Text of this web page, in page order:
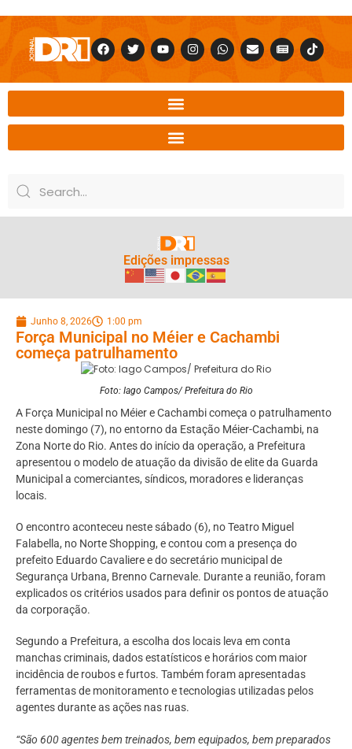
Edições impressas
Junho 8, 2026 1:00 pm
Força Municipal no Méier e Cachambi
começa patrulhamento
Foto: Iago Campos/ Prefeitura do Rio
A Força Municipal no Méier e Cachambi começa o patrulhamento
neste domingo (7), no entorno da Estação Méier-Cachambi, na
Zona Norte do Rio. Antes do início da operação, a Prefeitura
apresentou o modelo de atuação da divisão de elite da Guarda
Municipal a comerciantes, síndicos, moradores e lideranças
locais.
O encontro aconteceu neste sábado (6), no Teatro Miguel
Falabella, no Norte Shopping, e contou com a presença do
prefeito Eduardo Cavaliere e do secretário municipal de
Segurança Urbana, Brenno Carnevale. Durante a reunião, foram
explicados os critérios usados para definir os pontos de atuação
da corporação.
Segundo a Prefeitura, a escolha dos locais leva em conta
manchas criminais, dados estatísticos e horários com maior
incidência de roubos e furtos. Também foram apresentadas
ferramentas de monitoramento e tecnologias utilizadas pelos
agentes durante as ações nas ruas.
“São 600 agentes bem treinados, bem equipados, bem preparados